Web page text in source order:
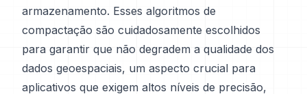
armazenamento. Esses algoritmos de
compactação são cuidadosamente escolhidos
para garantir que não degradem a qualidade dos
dados geoespaciais, um aspecto crucial para
aplicativos que exigem altos níveis de precisão,